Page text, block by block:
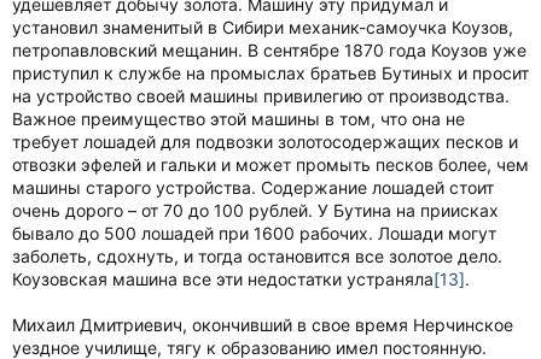
удешевляет добычу золота. Машину эту придумал и
установил знаменитый в Сибири механик-самоучка Коузов,
петропавловский мещанин. В сентябре 1870 года Коузов уже
приступил к службе на промыслах братьев Бутиных и просит
на устройство своей машины привилегию от производства.
Важное преимущество этой машины в том, что она не
требует лошадей для подвозки золотосодержащих песков и
отвозки эфелей и гальки и может промыть песков более, чем
машины старого устройства. Содержание лошадей стоит
очень дорого – от 70 до 100 рублей. У Бутина на приисках
бывало до 500 лошадей при 1600 рабочих. Лошади могут
заболеть, сдохнуть, и тогда остановится все золотое дело.
Коузовская машина все эти недостатки устраняла[13].
Михаил Дмитриевич, окончивший в свое время Нерчинское
уездное училище, тягу к образованию имел постоянную.